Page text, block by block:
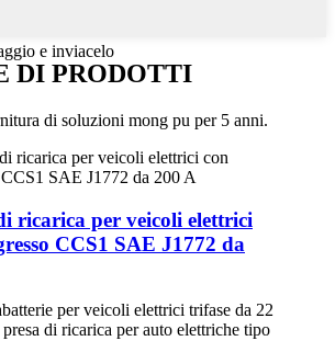
e inviacelo
DI PRODOTTI
di soluzioni mong pu per 5 anni.
ricarica per veicoli elettrici
CCS1 SAE J1772 da